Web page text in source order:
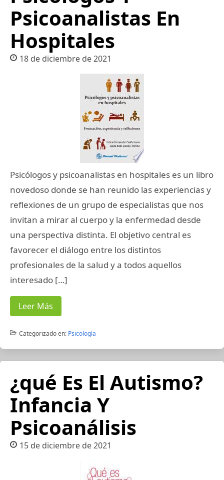
Psicoanalistas En
Hospitales
18 de diciembre de 2021
Psicólogos y psicoanalistas en hospitales es un libro
novedoso donde se han reunido las experiencias y
reflexiones de un grupo de especialistas que nos
invitan a mirar al cuerpo y la enfermedad desde
una perspectiva distinta. El objetivo central es
favorecer el diálogo entre los distintos
profesionales de la salud y a todos aquellos
interesado […]
Leer Más
Categorizado en: Psicología
¿qué Es El Autismo?
Infancia Y
Psicoanálisis
15 de diciembre de 2021